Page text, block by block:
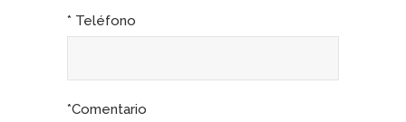
* Teléfono
*Comentario